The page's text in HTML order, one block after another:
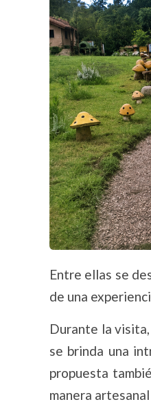
Entre ellas se
de una
Durante la
se brinda una
propuesta
manera